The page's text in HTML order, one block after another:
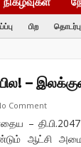
பிற தொடர்பு
–
Comment
–
ஆட்சி